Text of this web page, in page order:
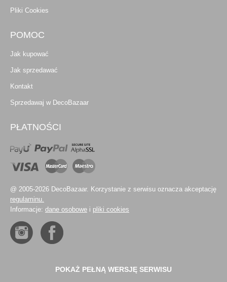
Pliki Cookies
POMOC
Jak kupować
Jak sprzedawać
Kontakt
Sprzedawaj w DecoBazaar
PŁATNOŚCI
@ 2005-2026 DecoBazaar. Korzystanie z serwisu oznacza akceptację
regulaminu.
Informacje: dane osobowe i pliki cookies
POKAŻ PEŁNĄ WERSJĘ SERWISU